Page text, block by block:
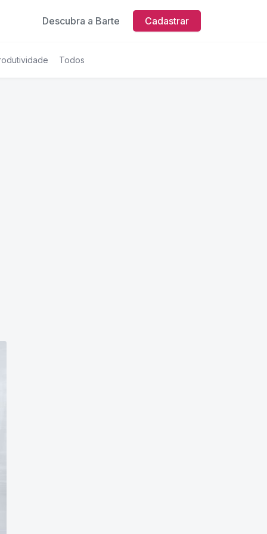
Descubra a Barte Cadastrar
Todos